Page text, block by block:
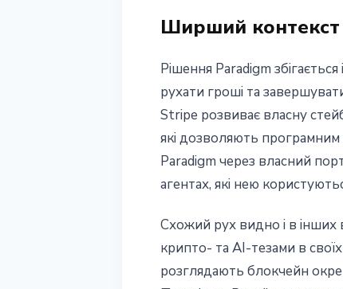
Ширший контекст
Рішення Paradigm
рухати гроші та
Stripe розвиває власну
які дозволяють програмним
Paradigm через власний
агентах, які нею
Схожий рух видно і в інших
крипто- та AI-тезами в
розглядають блокчейн